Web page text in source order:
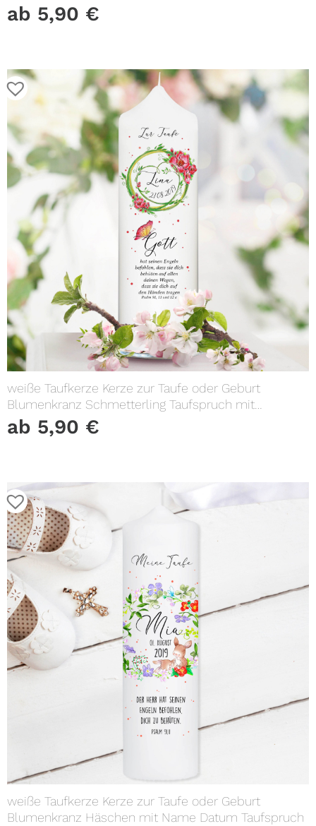
ab 5,90 €
weiße Taufkerze Kerze zur Taufe oder Geburt
Blumenkranz Schmetterling Taufspruch mit
Wunschname & Datum
ab 5,90 €
weiße Taufkerze Kerze zur Taufe oder Geburt
Blumenkranz Häschen mit Name Datum Taufspruch